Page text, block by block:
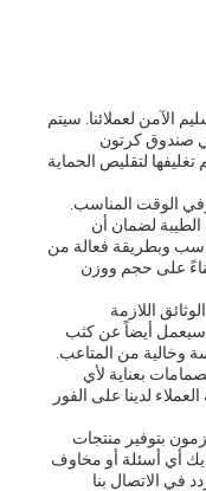
الآمن لعملائنا. سيتم
صندوق كرتون
لتقليص الحماية
الوقت المناسب.
لضمان أن
وبطريقة فعالة من
على حجم ووزن
اللازمة
سيعمل أيضاً عن كثب
من المتاعب.
بعناية لأي
لدينا على الفور
بتوفير منتجات
أي أسئلة أو مخاوف
في الاتصال بنا